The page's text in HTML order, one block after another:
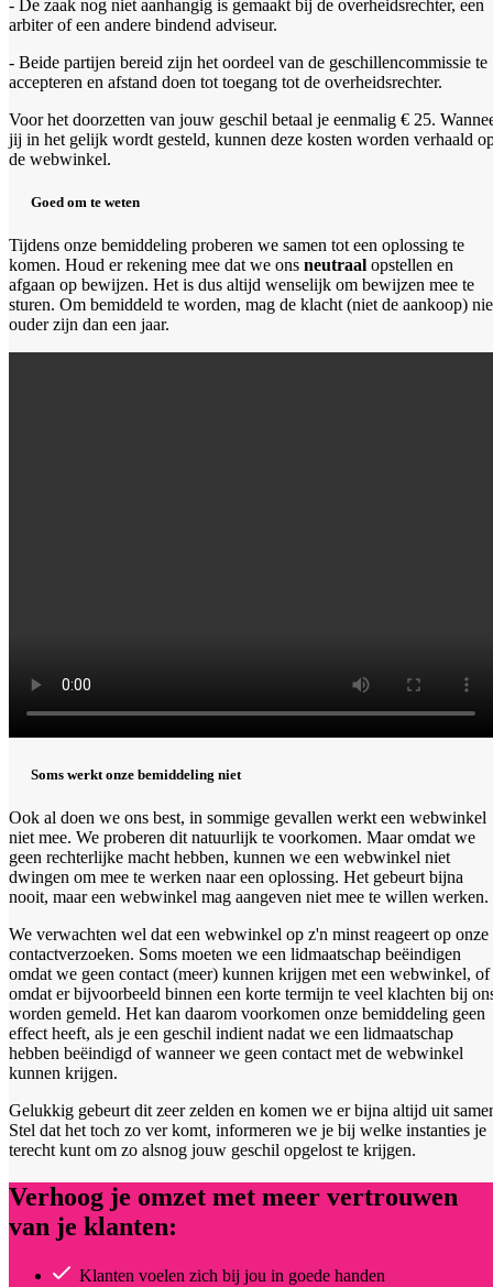
- De zaak nog niet aanhangig is gemaakt bij de overheidsrechter, een
arbiter of een andere bindend adviseur.
- Beide partijen bereid zijn het oordeel van de geschillencommissie te
accepteren en afstand doen tot toegang tot de overheidsrechter.
Voor het doorzetten van jouw geschil betaal je eenmalig € 25.
jij in het gelijk wordt gesteld, kunnen deze kosten worden verhaald
de webwinkel.
Goed om te weten
Tijdens onze bemiddeling proberen we samen tot een oplossing te
komen. Houd er rekening mee dat we ons neutraal opstellen en
afgaan op bewijzen. Het is dus altijd wenselijk om bewijzen mee te
sturen. Om bemiddeld te worden, mag de klacht (niet de aankoop)
ouder zijn dan een jaar.
Soms werkt onze bemiddeling niet
Ook al doen we ons best, in sommige gevallen werkt een webwinkel
niet mee. We proberen dit natuurlijk te voorkomen. Maar omdat we
geen rechterlijke macht hebben, kunnen we een webwinkel niet
dwingen om mee te werken naar een oplossing. Het gebeurt bijna
nooit, maar een webwinkel mag aangeven niet mee te willen werken.
We verwachten wel dat een webwinkel op z'n minst reageert op onze
contactverzoeken. Soms moeten we een lidmaatschap beëindigen
omdat we geen contact (meer) kunnen krijgen met een webwinkel, of
omdat er bijvoorbeeld binnen een korte termijn te veel klachten bij
worden gemeld. Het kan daarom voorkomen onze bemiddeling geen
effect heeft, als je een geschil indient nadat we een lidmaatschap
hebben beëindigd of wanneer we geen contact met de webwinkel
kunnen krijgen.
Gelukkig gebeurt dit zeer zelden en komen we er bijna altijd uit
Stel dat het toch zo ver komt, informeren we je bij welke instanties je
terecht kunt om zo alsnog jouw geschil opgelost te krijgen.
Verhoog je omzet met meer vertrouwen
van je klanten:
Klanten voelen zich bij jou in goede handen